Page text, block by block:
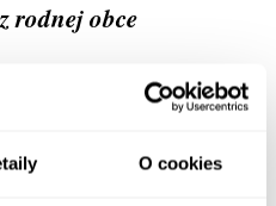
O cookies
rodnej obce